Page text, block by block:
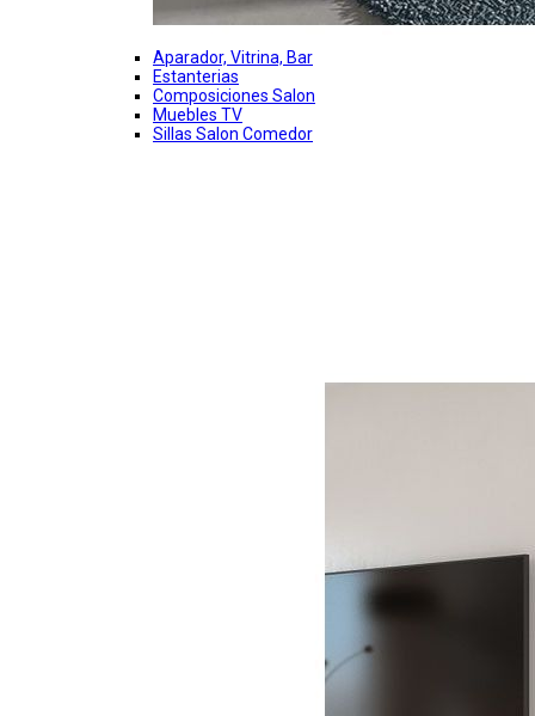
Aparador, Vitrina, Bar
Estanterias
Composiciones Salon
Muebles TV
Sillas Salon Comedor